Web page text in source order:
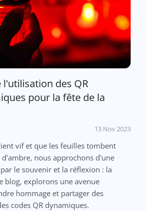
l'utilisation des QR
pour la fête de la
13 Nov 2023
vif et que les feuilles tombent
d'ambre, nous approchons d'une
le souvenir et la réflexion : la
blog, explorons une avenue
hommage et partager des
codes QR dynamiques.